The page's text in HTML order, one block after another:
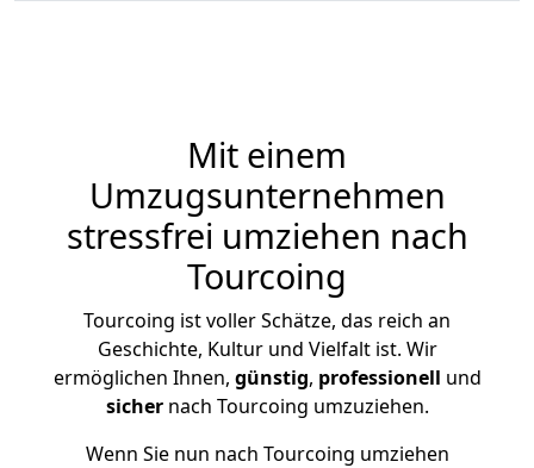
Mit einem
Umzugsunternehmen
stressfrei umziehen nach
Tourcoing
Tourcoing ist voller Schätze, das reich an
Geschichte, Kultur und Vielfalt ist. Wir
ermöglichen Ihnen, günstig, professionell und
sichernach Tourcoing umzuziehen.
Wenn Sie nun nach Tourcoing umziehen